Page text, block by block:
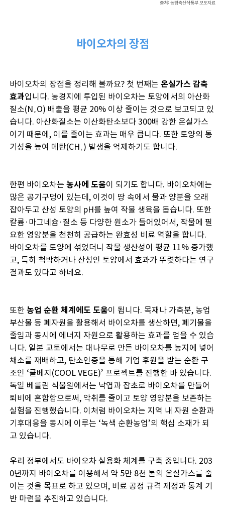
바이오차의 장점
바이오차의 장점을 정리해 볼까요? 첫 번째는 온실가스 감축
효과입니다. 농경지에 투입된 바이오차는 토양에서의 아산화
질소(N₂O) 배출을 평균 20% 이상 줄이는 것으로 보고되고 있
습니다. 아산화질소는 이산화탄소보다 300배 강한 온실가스
이기 때문에, 이를 줄이는 효과는 매우 큽니다. 또한 토양의 통
기성을 높여 메탄(CH₄) 발생을 억제하기도 합니다.
한편 바이오차는 농사에 도움이 되기도 합니다. 바이오차에는
많은 공기구멍이 있는데, 이것이 땅 속에서 물과 양분을 오래
잡아두고 산성 토양의 pH를 높여 작물 생육을 돕습니다. 또한
칼륨·마그네슘·질소 등 다양한 원소가 들어있어서, 작물에 필
요한 영양분을 천천히 공급하는 완효성 비료 역할을 합니다.
바이오차를 토양에 섞었더니 작물 생산성이 평균 11% 증가했
고, 특히 척박하거나 산성인 토양에서 효과가 뚜렷하다는 연구
결과도 있다고 하네요.
또한 농업 순환 체계에도 도움이 됩니다. 목재나 가축분, 농업
부산물 등 폐자원을 활용해서 바이오차를 생산하면, 폐기물을
줄임과 동시에 에너지 자원으로 활용하는 효과를 얻을 수 있습
니다. 일본 교토에서는 대나무로 만든 바이오차를 농지에 넣어
채소를 재배하고, 탄소인증을 통해 기업 후원을 받는 순환 구
조인 ‘쿨베지(COOL VEGE)’ 프로젝트를 진행한 바 있습니다.
독일 베를린 식물원에서는 낙엽과 잡초로 바이오차를 만들어
퇴비에 혼합함으로써, 악취를 줄이고 토양 영양분을 보존하는
실험을 진행했습니다. 이처럼 바이오차는 지역 내 자원 순환과
기후대응을 동시에 이루는 ‘녹색 순환농업’의 핵심 소재가 되
고 있습니다.
우리 정부에서도 바이오차 실용화 체계를 구축 중입니다. 203
0년까지 바이오차를 이용해서 약 5만 8천 톤의 온실가스를 줄
이는 것을 목표로 하고 있으며, 비료 공정 규격 제정과 통계 기
반 마련을 추진하고 있습니다.